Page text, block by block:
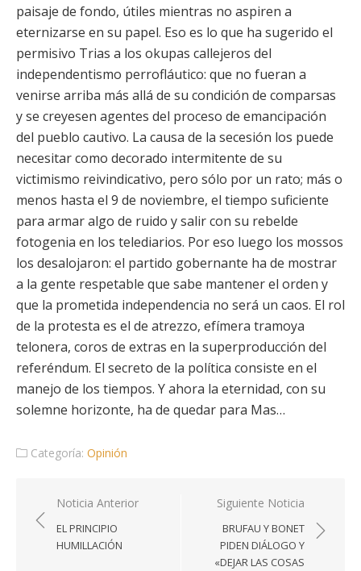
paisaje de fondo, útiles mientras no aspiren a
eternizarse en su papel. Eso es lo que ha sugerido el
permisivo Trias a los okupas callejeros del
independentismo perrofláutico: que no fueran a
venirse arriba más allá de su condición de comparsas
y se creyesen agentes del proceso de emancipación
del pueblo cautivo. La causa de la secesión los puede
necesitar como decorado intermitente de su
victimismo reivindicativo, pero sólo por un rato; más o
menos hasta el 9 de noviembre, el tiempo suficiente
para armar algo de ruido y salir con su rebelde
fotogenia en los telediarios. Por eso luego los mossos
los desalojaron: el partido gobernante ha de mostrar
a la gente respetable que sabe mantener el orden y
que la prometida independencia no será un caos. El rol
de la protesta es el de atrezzo, efímera tramoya
telonera, coros de extras en la superproducción del
referéndum. El secreto de la política consiste en el
manejo de los tiempos. Y ahora la eternidad, con su
solemne horizonte, ha de quedar para Mas…
Categoría: Opinión
Navegación
de
entradas
Noticia Anterior
EL PRINCIPIO
HUMILLACIÓN
Siguiente Noticia
BRUFAU Y BONET
PIDEN DIÁLOGO Y
«DEJAR LAS COSAS